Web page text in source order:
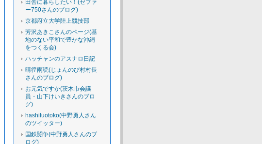
田舎に暮らしたい！(ゼファ
ー750さんのプログ)
京都府立大学陸上競技部
芳沢あきこさんのページ(基
地のない平和で豊かな沖縄
をつくる会)
ハッチャンのアスナロ日記
晴徨雨読(じょんのび村村長
さんのブログ)
お元気ですか(茨木市会議
員・山下けいきさんのブロ
グ)
hashiluotoko(中野勇人さん
のツイッター)
国鉄闘争(中野勇人さんのブ
ログ)